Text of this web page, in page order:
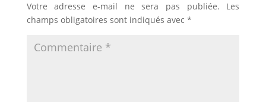
Votre adresse e-mail ne sera pas publiée.
Les
champs obligatoires sont indiqués avec *